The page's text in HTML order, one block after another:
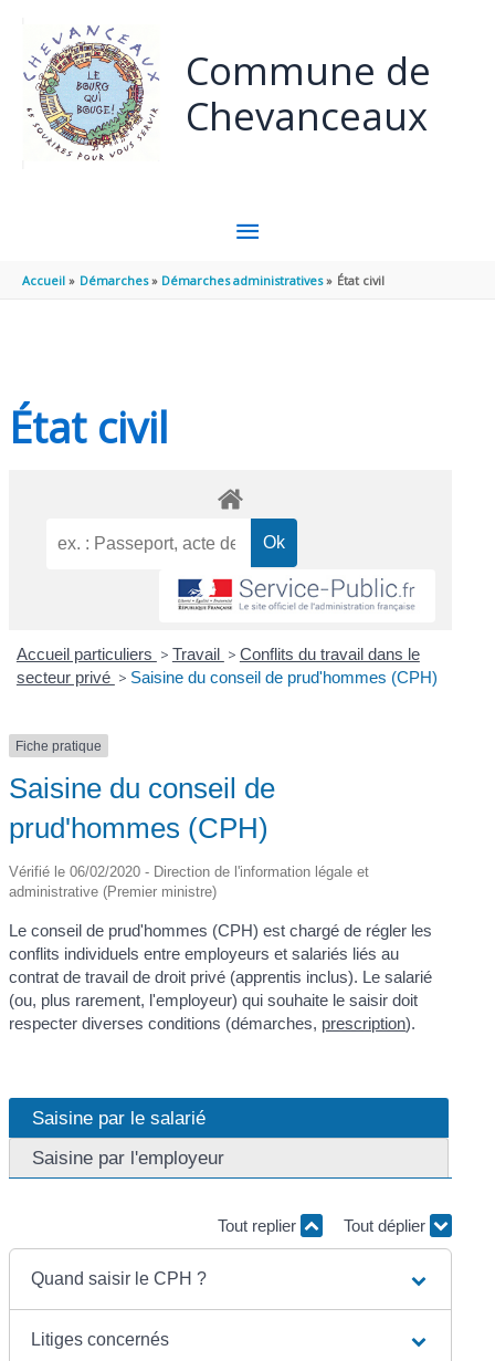
Commune de
Chevanceaux
MENU
PRINCIPAL
Accueil Démarches Démarches administratives État civil
État civil
Accueil particuliers > Travail > Conflits du travail dans le
secteur privé > Saisine du conseil de prud'hommes (CPH)
Fiche pratique
Saisine du conseil de
prud'hommes (CPH)
Vérifié le 06/02/2020 - Direction de l'information légale et
administrative (Premier ministre)
Le conseil de prud'hommes (CPH) est chargé de régler les
conflits individuels entre employeurs et salariés liés au
contrat de travail de droit privé (apprentis inclus). Le salarié
(ou, plus rarement, l'employeur) qui souhaite le saisir doit
respecter diverses conditions (démarches, prescription).
Saisine par le salarié
Saisine par l'employeur
Tout replier Tout déplier
Quand saisir le CPH ?
Litiges concernés